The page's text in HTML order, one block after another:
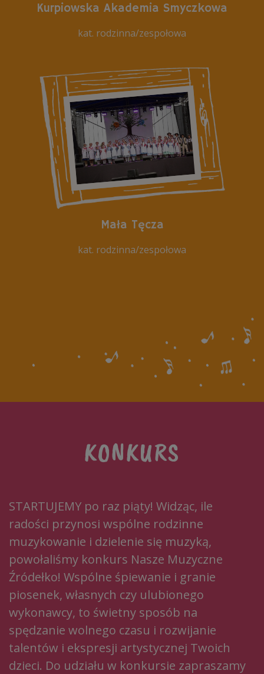
Kurpiowska Akademia Smyczkowa
kat. rodzinna/zespołowa
Mała Tęcza
kat. rodzinna/zespołowa
KONKURS
STARTUJEMY po raz piąty! Widząc, ile
radości przynosi wspólne rodzinne
muzykowanie i dzielenie się muzyką,
powołaliśmy konkurs Nasze Muzyczne
Źródełko! Wspólne śpiewanie i granie
piosenek, własnych czy ulubionego
wykonawcy, to świetny sposób na
spędzanie wolnego czasu i rozwijanie
talentów i ekspresji artystycznej Twoich
dzieci. Do udziału w konkursie zapraszamy